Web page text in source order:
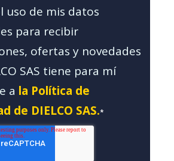
uso de mis datos
para recibir
ofertas y novedades
SAS tiene para mí
a la Política de
de DIELCO SAS.*